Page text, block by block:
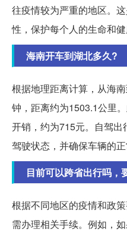
往疫情较为严重的地区。
性，保护每个人的生命和健
海南开车到湖北多久?
根据地理距离计算，从海
钟，距离约为1503.1公里
开销，约为715元。自驾
驾驶状态，并确保车辆的
目前可以跨省出行吗，
根据不同地区的疫情和政
需办理相关手续。例如，